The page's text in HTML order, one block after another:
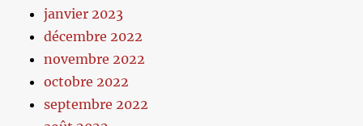
janvier 2023
décembre 2022
novembre 2022
octobre 2022
septembre 2022